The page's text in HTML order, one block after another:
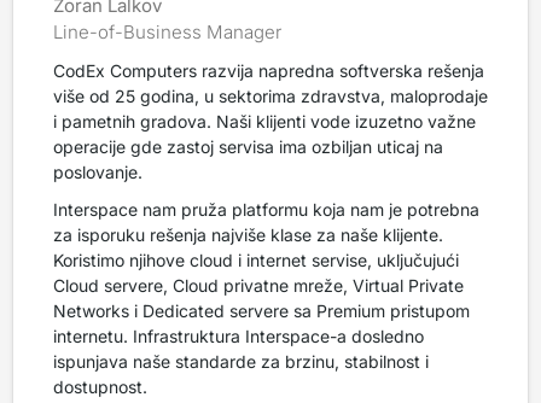
Zoran Lalkov
Line-of-Business Manager
CodEx Computers razvija napredna softverska rešenja
više od 25 godina, u sektorima zdravstva, maloprodaje
i pametnih gradova. Naši klijenti vode izuzetno važne
operacije gde zastoj servisa ima ozbiljan uticaj na
poslovanje.
Interspace nam pruža platformu koja nam je potrebna
za isporuku rešenja najviše klase za naše klijente.
Koristimo njihove cloud i internet servise, uključujući
Cloud servere, Cloud privatne mreže, Virtual Private
Networks i Dedicated servere sa Premium pristupom
internetu. Infrastruktura Interspace-a dosledno
ispunjava naše standarde za brzinu, stabilnost i
dostupnost.